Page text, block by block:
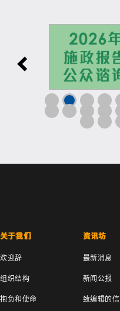
关于我们
欢迎辞
组织结构
抱负和使命
资讯坊
最新消息
新闻公报
致编辑的信